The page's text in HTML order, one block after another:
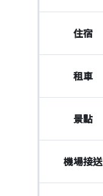
住宿
租車
景點
機場接送